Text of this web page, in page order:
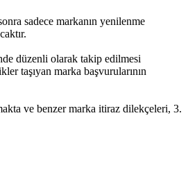
sadece markanın yenilenme
düzenli olarak takip edilmesi
taşıyan marka başvurularının
ve benzer marka itiraz dilekçeleri, 3.